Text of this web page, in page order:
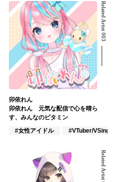
Related Artist 003
卯依れん
卯依れん 元気な配信で心を晴ら
す、みんなのビタミン
#女性アイドル
#VTuber/VSinger
Related Artist 005